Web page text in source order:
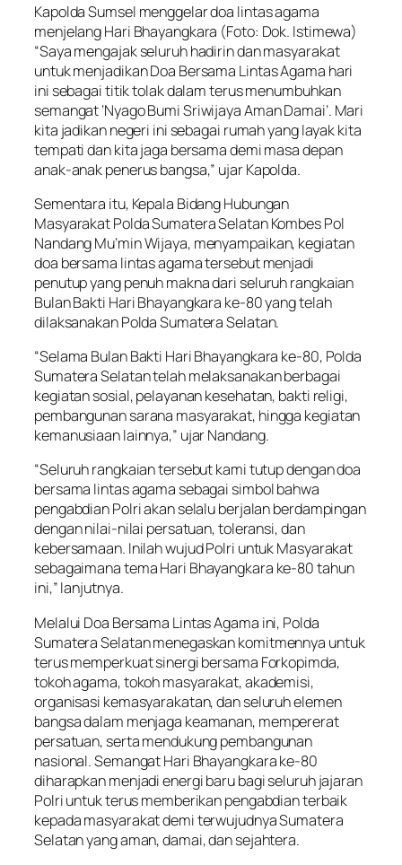
Kapolda Sumsel menggelar doa lintas agama
menjelang Hari Bhayangkara (Foto: Dok. Istimewa)
“Saya mengajak seluruh hadirin dan masyarakat
untuk menjadikan Doa Bersama Lintas Agama hari
ini sebagai titik tolak dalam terus menumbuhkan
semangat ‘Nyago Bumi Sriwijaya Aman Damai’. Mari
kita jadikan negeri ini sebagai rumah yang layak kita
tempati dan kita jaga bersama demi masa depan
anak-anak penerus bangsa,” ujar Kapolda.
Sementara itu, Kepala Bidang Hubungan
Masyarakat Polda Sumatera Selatan Kombes Pol
Nandang Mu’min Wijaya, menyampaikan, kegiatan
doa bersama lintas agama tersebut menjadi
penutup yang penuh makna dari seluruh rangkaian
Bulan Bakti Hari Bhayangkara ke-80 yang telah
dilaksanakan Polda Sumatera Selatan.
“Selama Bulan Bakti Hari Bhayangkara ke-80, Polda
Sumatera Selatan telah melaksanakan berbagai
kegiatan sosial, pelayanan kesehatan, bakti religi,
pembangunan sarana masyarakat, hingga kegiatan
kemanusiaan lainnya,” ujar Nandang.
“Seluruh rangkaian tersebut kami tutup dengan doa
bersama lintas agama sebagai simbol bahwa
pengabdian Polri akan selalu berjalan berdampingan
dengan nilai-nilai persatuan, toleransi, dan
kebersamaan. Inilah wujud Polri untuk Masyarakat
sebagaimana tema Hari Bhayangkara ke-80 tahun
ini,” lanjutnya.
Melalui Doa Bersama Lintas Agama ini, Polda
Sumatera Selatan menegaskan komitmennya untuk
terus memperkuat sinergi bersama Forkopimda,
tokoh agama, tokoh masyarakat, akademisi,
organisasi kemasyarakatan, dan seluruh elemen
bangsa dalam menjaga keamanan, mempererat
persatuan, serta mendukung pembangunan
nasional. Semangat Hari Bhayangkara ke-80
diharapkan menjadi energi baru bagi seluruh jajaran
Polri untuk terus memberikan pengabdian terbaik
kepada masyarakat demi terwujudnya Sumatera
Selatan yang aman, damai, dan sejahtera.